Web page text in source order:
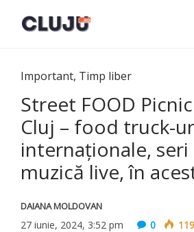
Important, Timp liber
Street FOOD
Cluj – food truck-
internaționale, seri
muzică live, în
DAIANA MOLDOVAN
27 iunie, 2024, 3:52 pm 0